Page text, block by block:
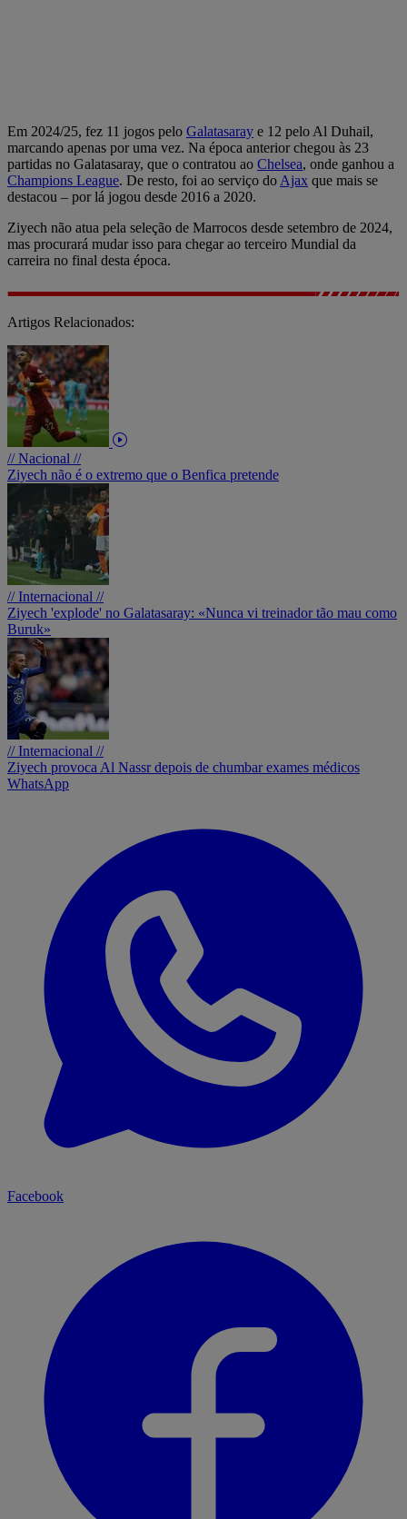
Em 2024/25, fez 11 jogos pelo Galatasaray e 12 pelo Al Duhail,
marcando apenas por uma vez. Na época anterior chegou às 23
partidas no Galatasaray, que o contratou ao Chelsea, onde ganhou a
Champions League. De resto, foi ao serviço do Ajax que mais se
destacou – por lá jogou desde 2016 a 2020.
Ziyech não atua pela seleção de Marrocos desde setembro de 2024,
mas procurará mudar isso para chegar ao terceiro Mundial da
carreira no final desta época.
Artigos Relacionados:
// Nacional //
Ziyech não é o extremo que o Benfica pretende
// Internacional //
Ziyech 'explode' no Galatasaray: «Nunca vi treinador tão mau como
Buruk»
// Internacional //
Ziyech provoca Al Nassr depois de chumbar exames médicos
WhatsApp
Facebook